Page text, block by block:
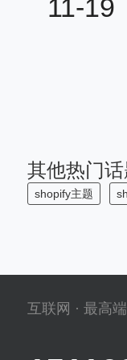
11-19
其他热门话
shopify主题
互联网 · 最高